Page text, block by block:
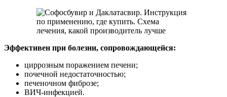
Эффективен при болезни, сопровождающейся:
циррозным поражением печени;
почечной недостаточностью;
печеночном фиброзе;
ВИЧ-инфекцией.